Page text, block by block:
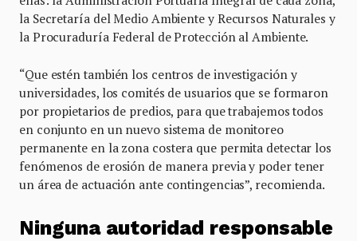
la Secretaría del Medio Ambiente y Recursos Naturales y
la Procuraduría Federal de Protección al Ambiente.
“Que estén también los centros de investigación y
universidades, los comités de usuarios que se formaron
por propietarios de predios, para que trabajemos todos
en conjunto en un nuevo sistema de monitoreo
permanente en la zona costera que permita detectar los
fenómenos de erosión de manera previa y poder tener
un área de actuación ante contingencias”, recomienda.
Ninguna autoridad responsable